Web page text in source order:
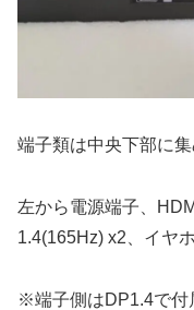
端子類は中央下部に集
左から電源端子、
1.4(165Hz) x2、イヤ
※端子側はDP1.4で付